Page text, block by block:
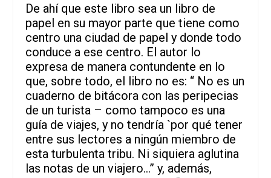
De ahí que este libro sea un libro de
papel en su mayor parte que tiene como
centro una ciudad de papel y donde todo
conduce a ese centro. El autor lo
expresa de manera contundente en lo
que, sobre todo, el libro no es: “ No es un
cuaderno de bitácora con las peripecias
de un turista – como tampoco es una
guía de viajes, y no tendría `por qué tener
entre sus lectores a ningún miembro de
esta turbulenta tribu. Ni siquiera aglutina
las notas de un viajero…” y, además,